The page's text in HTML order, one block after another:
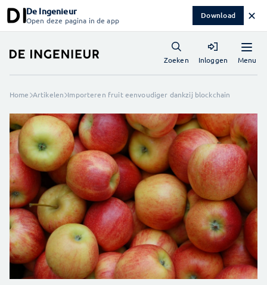
De Ingenieur
Open deze pagina in de app Download ✕
Menu
Zoeken Inloggen
Home Artikelen Importeren fruit eenvoudiger dankzij blockchain